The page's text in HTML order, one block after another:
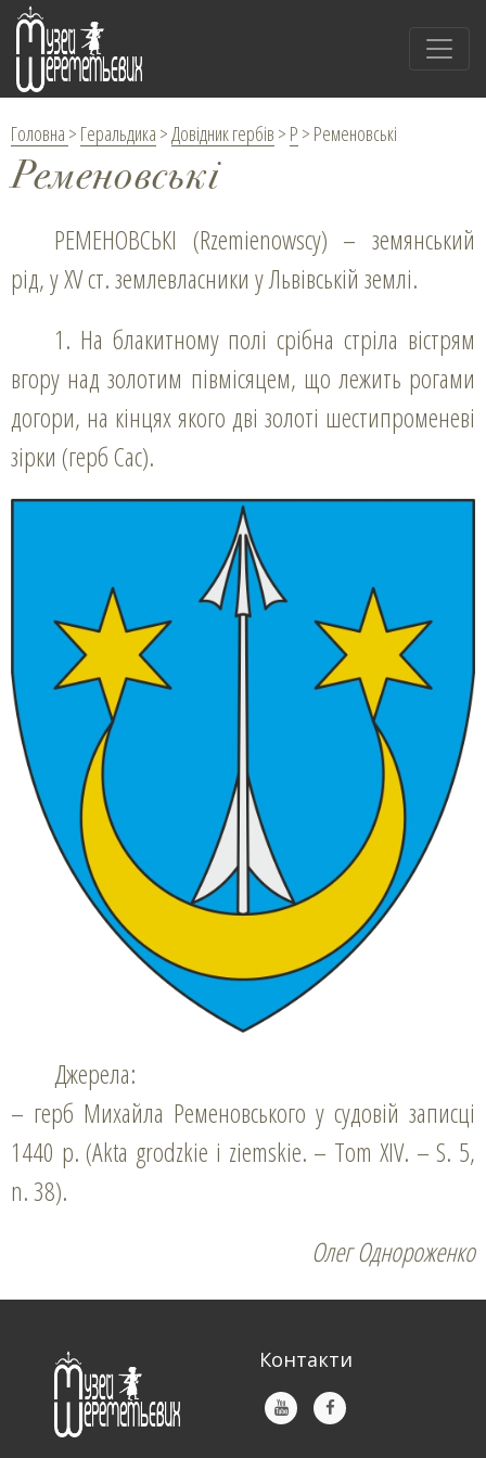
Головна > Геральдика >Довідник гербів > Р > Ременовські
Ременовські
РЕМЕНОВСЬКІ (Rzemienowsсy) – земянський
рід, у XV ст. землевласники у Львівській землі.
1. На блакитному полі срібна стріла вістрям
вгору над золотим півмісяцем, що лежить рогами
догори, на кінцях якого дві золоті шестипроменеві
зірки (герб Сас).
Джерела:
– герб Михайла Ременовського у судовій записці
1440 р. (Akta grodzkie i ziemskie. – Tom ХІV. – S. 5,
n. 38).
Олег Однороженко
Контакти